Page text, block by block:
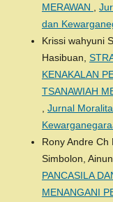
MERAWAN
dan
Krissi wahyuni
Hasibuan,
KENAKALAN
TSANAWIAH
Jurnal
Rony Andre
Simbolon,
PANCASILA
MENANGANI